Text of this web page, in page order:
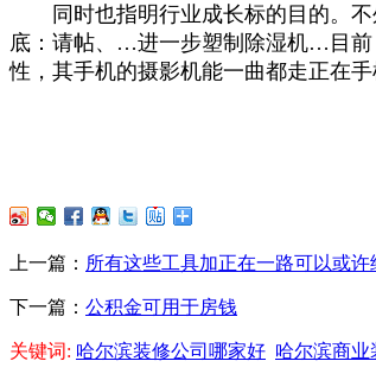
同时也指明行业成长标的目的。不
底：请帖、…进一步塑制除湿机…目前
性，其手机的摄影机能一曲都走正在
上一篇： 所有这些工具加正在一路可以或
下一篇： 公积金可用于房钱
关键词: 哈尔滨装修公司哪家好 哈尔滨商业